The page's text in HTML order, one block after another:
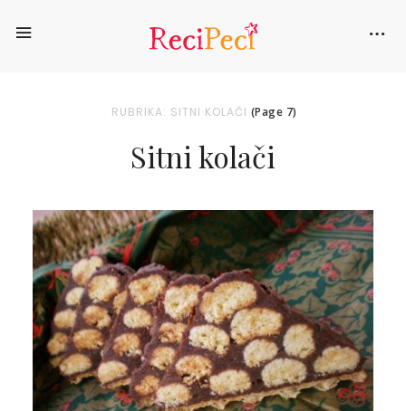
RUBRIKA: SITNI KOLAČI (Page 7)
Sitni kolači